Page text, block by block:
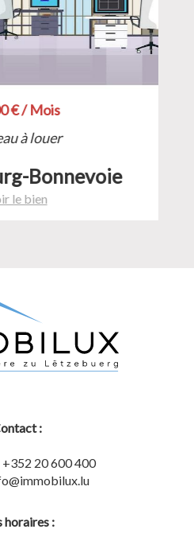
€ / Mois
à louer
Bonnevoie
le bien
:
+352 20 600 400
horaires :